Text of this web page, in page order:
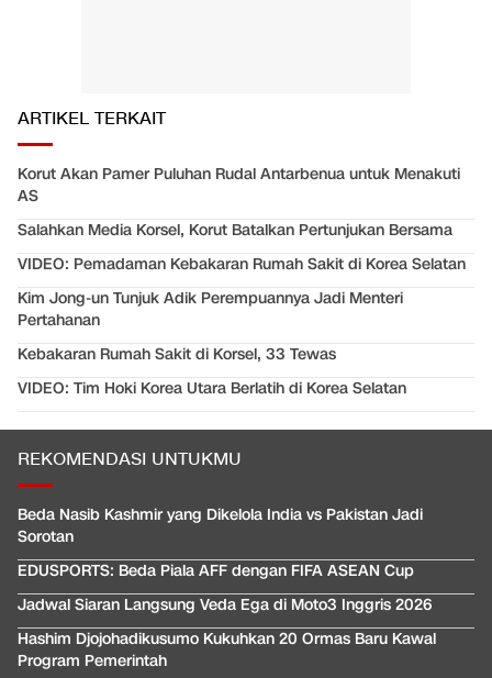
ARTIKEL TERKAIT
Korut Akan Pamer Puluhan Rudal Antarbenua untuk Menakuti
AS
Salahkan Media Korsel, Korut Batalkan Pertunjukan Bersama
VIDEO: Pemadaman Kebakaran Rumah Sakit di Korea Selatan
Kim Jong-un Tunjuk Adik Perempuannya Jadi Menteri
Pertahanan
Kebakaran Rumah Sakit di Korsel, 33 Tewas
VIDEO: Tim Hoki Korea Utara Berlatih di Korea Selatan
REKOMENDASI UNTUKMU
Beda Nasib Kashmir yang Dikelola India vs Pakistan Jadi
Sorotan
EDUSPORTS: Beda Piala AFF dengan FIFA ASEAN Cup
Jadwal Siaran Langsung Veda Ega di Moto3 Inggris 2026
Hashim Djojohadikusumo Kukuhkan 20 Ormas Baru Kawal
Program Pemerintah